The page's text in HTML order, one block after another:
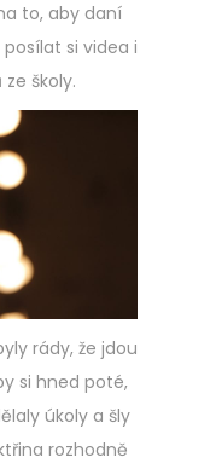
to, aby daní
si videa i
školy.
rády, že jdou
si hned poté,
úkoly a šly
rozhodně